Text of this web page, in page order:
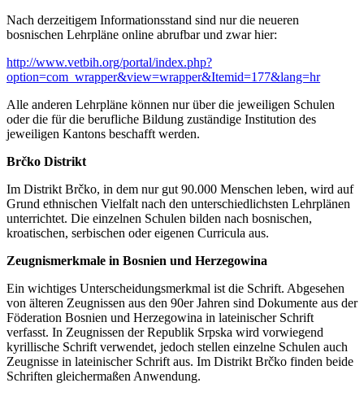
Nach derzeitigem Informationsstand sind nur die neueren
bosnischen Lehrpläne online abrufbar und zwar hier:
http://www.vetbih.org/portal/index.php?
option=com_wrapper&view=wrapper&Itemid=177&lang=hr
Alle anderen Lehrpläne können nur über die jeweiligen Schulen
oder die für die berufliche Bildung zuständige Institution des
jeweiligen Kantons beschafft werden.
Brčko Distrikt
Im Distrikt Brčko, in dem nur gut 90.000 Menschen leben, wird auf
Grund ethnischen Vielfalt nach den unterschiedlichsten Lehrplänen
unterrichtet. Die einzelnen Schulen bilden nach bosnischen,
kroatischen, serbischen oder eigenen Curricula aus.
Zeugnismerkmale in Bosnien und Herzegowina
Ein wichtiges Unterscheidungsmerkmal ist die Schrift. Abgesehen
von älteren Zeugnissen aus den 90er Jahren sind Dokumente aus der
Föderation Bosnien und Herzegowina in lateinischer Schrift
verfasst. In Zeugnissen der Republik Srpska wird vorwiegend
kyrillische Schrift verwendet, jedoch stellen einzelne Schulen auch
Zeugnisse in lateinischer Schrift aus. Im Distrikt Brčko finden beide
Schriften gleichermaßen Anwendung.